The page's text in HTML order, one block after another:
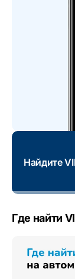
Найдите
Где найти